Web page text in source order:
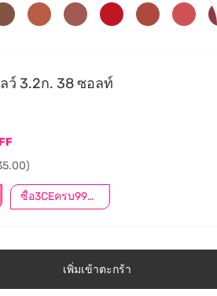
ว์ 3.2ก. 38 ซอลท์
ซื้อ3CEครบ999ลด50.-
เพิ่มเข้าตะกร้า